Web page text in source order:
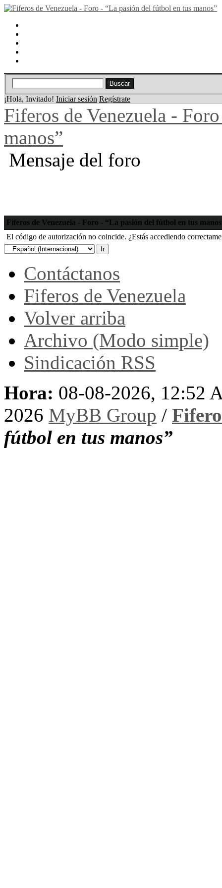
¡Hola, Invitado! Iniciar sesión Regístrate
Fiferos de Venezuela -
manos”
Mensaje del foro
Fiferos de Venezuela - Foro - “La pasión del fútbol en tus
El código de autorización no coincide. ¿Estás accediendo
Contáctanos
Fiferos de Venezuela
Volver arriba
Archivo (Modo simple)
Sindicación RSS
Hora: 08-08-2026, 12:52
2026 MyBB Group /
fútbol en tus manos”